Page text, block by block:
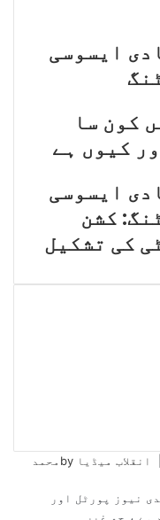
ایسوسی
کون سا
کیوں ہے
ایسوسی
کشن
کی تشکیل
انقلاب میڈیا byمحمد
نیوز پورٹل اور
ہے ، جو غیر